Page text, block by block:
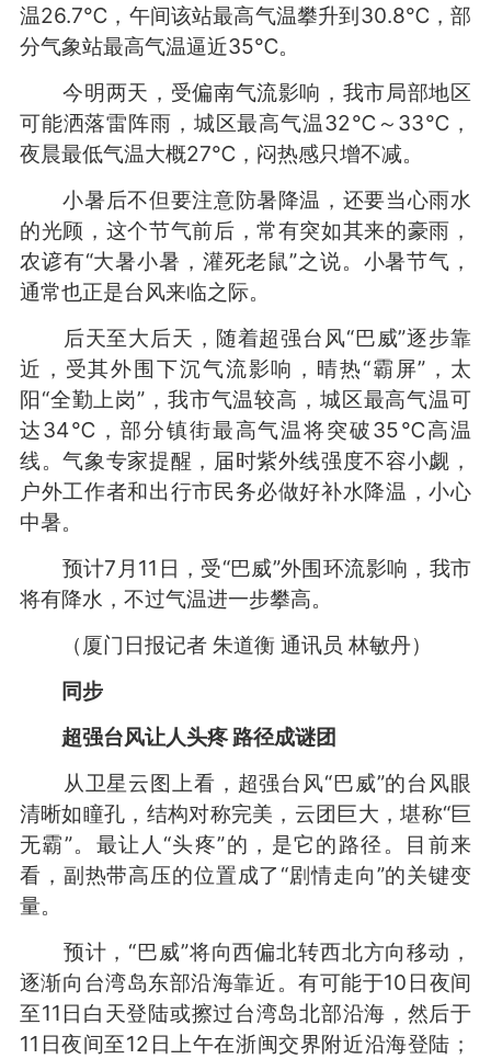
温26.7℃，午间该站最高气温攀升到30.8℃，部
分气象站最高气温逼近35℃。
今明两天，受偏南气流影响，我市局部地区
可能洒落雷阵雨，城区最高气温32℃～33℃，
夜晨最低气温大概27℃，闷热感只增不减。
小暑后不但要注意防暑降温，还要当心雨水
的光顾，这个节气前后，常有突如其来的豪雨，
农谚有“大暑小暑，灌死老鼠”之说。小暑节气，
通常也正是台风来临之际。
后天至大后天，随着超强台风“巴威”逐步靠
近，受其外围下沉气流影响，晴热“霸屏”，太
阳“全勤上岗”，我市气温较高，城区最高气温可
达34℃，部分镇街最高气温将突破35℃高温
线。气象专家提醒，届时紫外线强度不容小觑，
户外工作者和出行市民务必做好补水降温，小心
中暑。
预计7月11日，受“巴威”外围环流影响，我市
将有降水，不过气温进一步攀高。
（厦门日报记者 朱道衡 通讯员 林敏丹）
同步
超强台风让人头疼 路径成谜团
从卫星云图上看，超强台风“巴威”的台风眼
清晰如瞳孔，结构对称完美，云团巨大，堪称“巨
无霸”。最让人“头疼”的，是它的路径。目前来
看，副热带高压的位置成了“剧情走向”的关键变
量。
预计，“巴威”将向西偏北转西北方向移动，
逐渐向台湾岛东部沿海靠近。有可能于10日夜间
至11日白天登陆或擦过台湾岛北部沿海，然后于
11日夜间至12日上午在浙闽交界附近沿海登陆；